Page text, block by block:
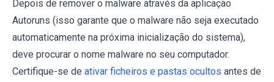
Depois de remover o malware através da aplicação
Autoruns (isso garante que o malware não seja executado
automaticamente na próxima inicialização do sistema),
deve procurar o nome malware no seu computador.
Certifique-se de ativar ficheiros e pastas ocultos antes de